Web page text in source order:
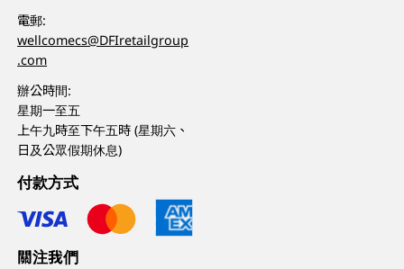
電郵:
wellcomecs@DFIretailgroup
.com
辦公時間:
星期一至五
上午九時至下午五時 (星期六、
日及公眾假期休息)
付款方式
關注我們